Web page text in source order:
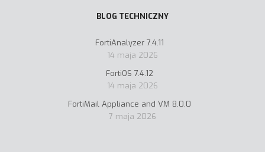
BLOG TECHNICZNY
FortiAnalyzer 7.4.11
14 maja 2026
FortiOS 7.4.12
14 maja 2026
FortiMail Appliance and VM 8.0.0
7 maja 2026